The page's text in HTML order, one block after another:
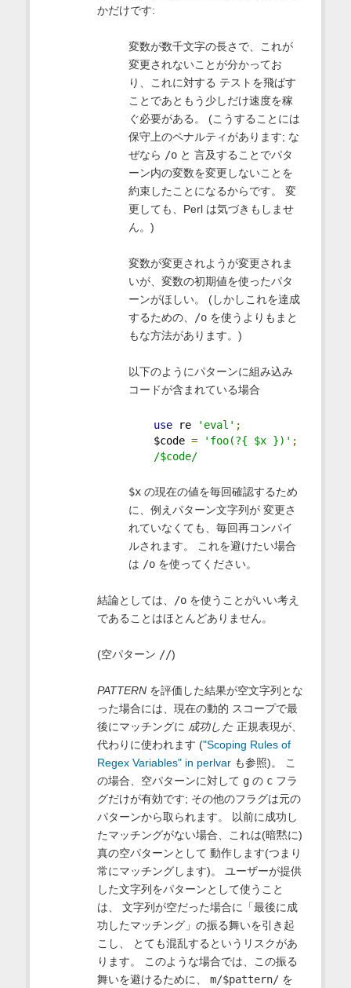
かだけです:
変数が数千文字の長さで、これが
変更されないことが分かってお
り、これに対する テストを飛ばす
ことであともう少しだけ速度を稼
ぐ必要がある。 (こうすることには
保守上のペナルティがあります; な
ぜなら /oと 言及することでパタ
ーン内の変数を変更しないことを
約束したことになるからです。 変
更しても、Perl は気づきもしませ
ん。)
変数が変更されようが変更されま
いが、変数の初期値を使ったパタ
ーンがほしい。 (しかしこれを達成
するための、 /oを使うよりもまと
もな方法があります。)
以下のようにパターンに組み込み
コードが含まれている場合
use re 'eval' ;
$code = 'foo(?{ $x })' ;
/$code/
$xの現在の値を毎回確認するため
に、例えパターン文字列が 変更さ
れていなくても、毎回再コンパイ
ルされます。 これを避けたい場合
は /oを使ってください。
結論としては、 /oを使うことがいい考え
であることはほとんどありません。
(空パターン //)
PATTERNを評価した結果が空文字列とな
った場合には、現在の動的 スコープで最
後にマッチングに 成功した 正規表現が、
代わりに使われます ("Scoping Rules of
Regex Variables" in perlvarも参照)。 こ
の場合、空パターンに対して gの cフラ
グだけが有効です; その他のフラグは元の
パターンから取られます。 以前に成功し
たマッチングがない場合、これは(暗黙に)
真の空パターンとして 動作します(つまり
常にマッチングします)。 ユーザーが提供
した文字列をパターンとして使うこと
は、 文字列が空だった場合に「最後に成
功したマッチング」の振る舞いを引き起
こし、 とても混乱するというリスクがあ
ります。 このような場合では、この振る
舞いを避けるために、 m/$pattern/を